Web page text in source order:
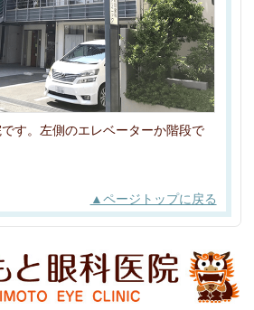
す。左側のエレベーターか階段で
▲ページトップに戻る